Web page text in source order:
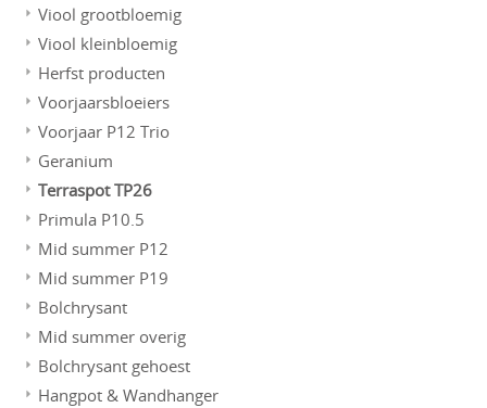
Viool grootbloemig
Viool kleinbloemig
Herfst producten
Voorjaarsbloeiers
Voorjaar P12 Trio
Geranium
Terraspot TP26
Primula P10.5
Mid summer P12
Mid summer P19
Bolchrysant
Mid summer overig
Bolchrysant gehoest
Hangpot & Wandhanger